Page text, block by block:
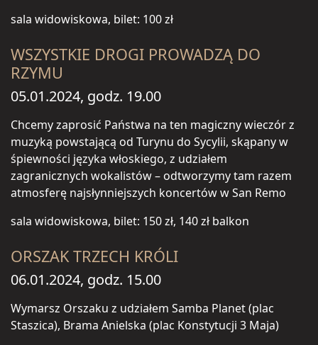
sala widowiskowa, bilet: 100 zł
WSZYSTKIE DROGI PROWADZĄ DO
RZYMU
05.01.2024, godz. 19.00
Chcemy zaprosić Państwa na ten magiczny wieczór z
muzyką powstającą od Turynu do Sycylii, skąpany w
śpiewności języka włoskiego, z udziałem
zagranicznych wokalistów – odtworzymy tam razem
atmosferę najsłynniejszych koncertów w San Remo
sala widowiskowa, bilet: 150 zł, 140 zł balkon
ORSZAK TRZECH KRÓLI
06.01.2024, godz. 15.00
Wymarsz Orszaku z udziałem Samba Planet (plac
Staszica), Brama Anielska (plac Konstytucji 3 Maja)